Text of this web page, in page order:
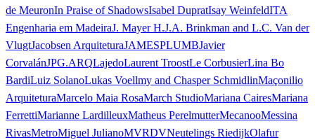
de MeuronIn Praise of ShadowsIsabel DupratIsay WeinfeldITA
Engenharia em MadeiraJ. Mayer H.J.A. Brinkman and L.C. Van der
VlugtJacobsen ArquiteturaJAMESPLUMBJavier
CorvalánJPG.ARQLajedoLaurent TroostLe CorbusierLina Bo
BardiLuiz SolanoLukas Voellmy and Chasper SchmidlinMaçonilio
ArquiteturaMarcelo Maia RosaMarch StudioMariana CairesMariana
FerrettiMarianne LardilleuxMatheus PerelmutterMecanooMessina
RivasMetroMiguel JulianoMVRDVNeutelings RiedijkOlafur